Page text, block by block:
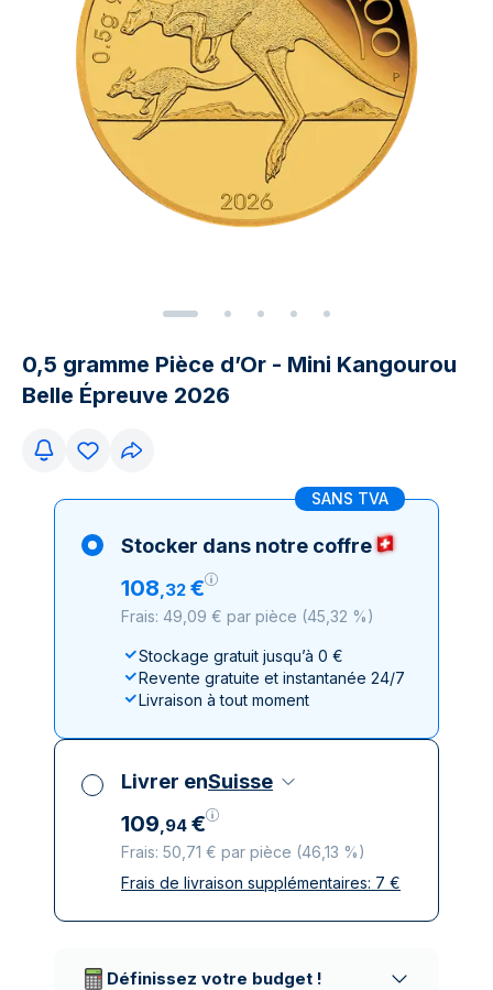
0,5 gramme Pièce d’Or - Mini Kangourou
Belle Épreuve 2026
SANS TVA
Stocker dans notre coffre
108,32 €
Frais: 49,09 € par pièce (45,32 %)
Stockage gratuit jusqu’à 0 €
Revente gratuite et instantanée 24/7
Livraison à tout moment
Livrer enSuisse
109,94 €
Frais: 50,71 € par pièce (46,13 %)
Toutes taxes comprises
Frais de livraison supplémentaires: 7 €
Définissez votre budget !